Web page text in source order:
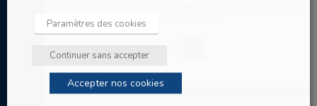
venue du Christ, temps de l'Avent ? ..
Paramètres des cookies
Continuer sans accepter
Accepter nos cookies